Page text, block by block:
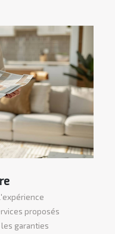
proposés
garanties